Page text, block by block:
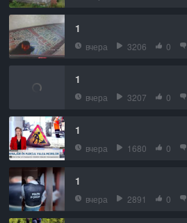
1
вчера 3206 0
1
вчера 3207 0
1
вчера 1680 0
1
вчера 2891 0